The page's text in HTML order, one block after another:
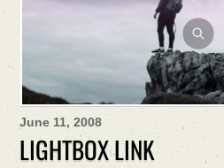
June 11, 2008
LIGHTBOX LINK